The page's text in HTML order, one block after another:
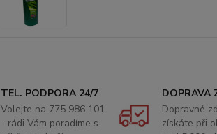
TEL. PODPORA 24/7
Volejte na 775 986 101
- rádi Vám poradíme s
DOPRAVA
Dopravné
získáte při